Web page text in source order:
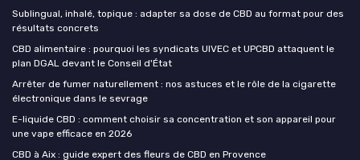
Sublingual, inhalé, topique : adapter sa dose de CBD au format pour des
résultats concrets
CBD alimentaire : pourquoi les syndicats UIVEC et UPCBD attaquent le
plan DGAL devant le Conseil d'État
Arrêter de fumer naturellement : nos astuces et le rôle de la cigarette
électronique dans le sevrage
E-liquide CBD : comment choisir sa concentration et son appareil pour
une vape efficace en 2026
CBD à Aix : guide expert des fleurs de CBD en Provence